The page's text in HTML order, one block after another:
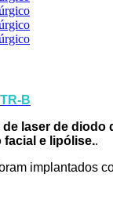
TR-B
de laser de diodo
facial e lipólise..
implantados